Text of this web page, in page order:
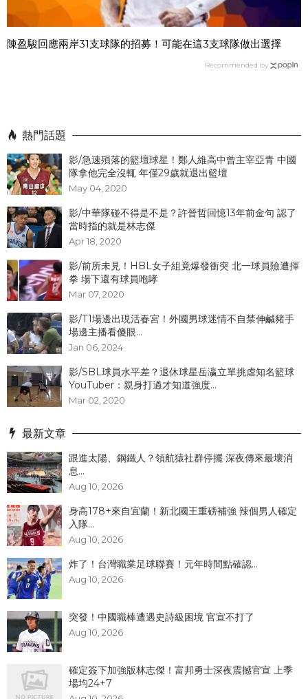
陳盈駿回應兩岸31支球隊的招募！可能在這3支球隊做出選擇
Recommended by
熱門話題
影/急速殞落的籃壇球星！鄭人維高中曾主宰亞青 中國
隊拿他完全沒輒 年僅29歲就退出籃壇
May 04, 2020
影/中華隊碰不得是不是？許晉哲回憶13年前金句 認了
當時指的就是林志傑
Apr 18, 2020
影/前所未見！HBL女子組竟爆發衝突 北一球員險遭揮
拳 場下還有球員咆哮
Mar 07, 2020
影/T1場邊出現活春宮！外國男球迷情不自禁伸鹹豬手
場邊主播看傻眼...
Jan 06, 2024
影/SBL球員水平差？退休球星岳瀛立單挑虐知名籃球
YouTuber：親身打過才知道強度...
Mar 02, 2020
最新文章
跟進太陽、鋼鐵人？領航猿社群停擺 深夜傳來最壞消
息...
Aug 10, 2026
身高178+來自宜蘭！新北國王重磅補強 辣個男人確定
入隊...
Aug 10, 2026
炸了！台灣職業足球聯賽！元年時間點確認...
Aug 10, 2026
突發！中國職棒遭遇史詩級困境 官宣不打了
Aug 10, 2026
確定簽下加強版林志傑！富邦勇士深夜震撼官宣 上季
場均24+7